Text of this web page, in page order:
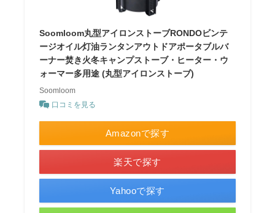
Soomloom丸型アイロンストーブRONDOビンテ
ージオイル灯油ランタンアウトドアポータブルバ
ーナー焚き火冬キャンプストーブ・ヒーター・ウ
ォーマー多用途 (丸型アイロンストーブ)
Soomloom
口コミを見る
Amazonで探す
楽天で探す
Yahooで探す